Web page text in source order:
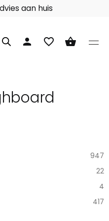
aan huis
person favorite_border shopping_basket
947
22
4
417